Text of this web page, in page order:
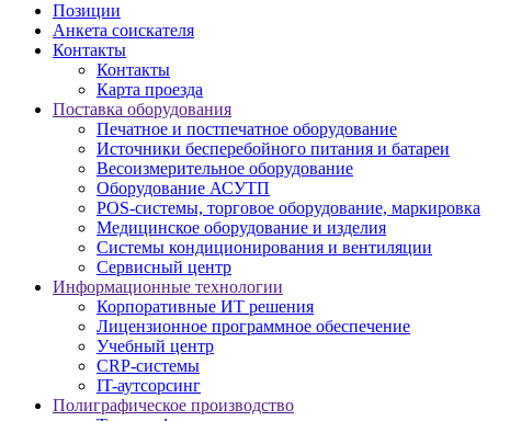
Позиции
Анкета соискателя
Контакты
Контакты
Карта проезда
Поставка оборудования
Печатное и постпечатное оборудование
Источники бесперебойного питания и батареи
Весоизмерительное оборудование
Оборудование АСУТП
POS-системы, торговое оборудование, маркировка
Медицинское оборудование и изделия
Системы кондиционирования и вентиляции
Сервисный центр
Информационные технологии
Корпоративные ИТ решения
Лицензионное программное обеспечение
Учебный центр
CRP-системы
IT-аутсорсинг
Полиграфическое производство